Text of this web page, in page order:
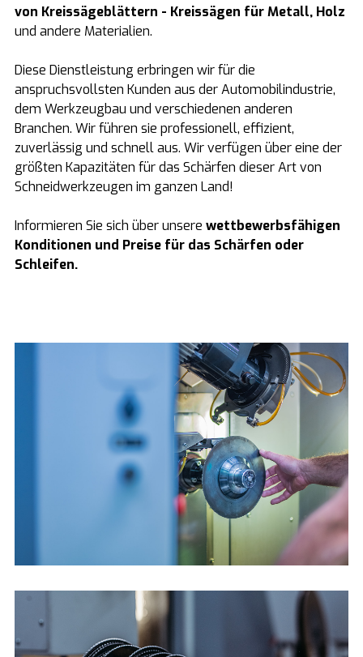
von Kreissägeblättern - Kreissägen für Metall, Holz
und andere Materialien.
Diese Dienstleistung erbringen wir für die
anspruchsvollsten Kunden aus der Automobilindustrie,
dem Werkzeugbau und verschiedenen anderen
Branchen. Wir führen sie professionell, effizient,
zuverlässig und schnell aus. Wir verfügen über eine der
größten Kapazitäten für das Schärfen dieser Art von
Schneidwerkzeugen im ganzen Land!
Informieren Sie sich über unsere wettbewerbsfähigen
Konditionen und Preise für das Schärfen oder
Schleifen.